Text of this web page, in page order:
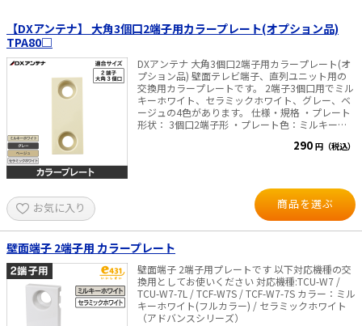
ネットワーク機器
エアコン・換気扇・空調資材
太陽光発電ケーブル・コネクタ・関連資
電源ケーブル／コネクタ／分電盤／ブレ
ーカ
照明・照明器具
電源タップ・延長コード
PF管/FEP管/CD管/情報線保護管
ボックス・ビニル電線管付属品・引き込
みカバー
太陽光発電工事
ホテル・病院向け
【DXアンテナ】 大角3個口2端子用カラープレート(オプション品)
TPA80□
DXアンテナ 大角3個口2端子用カラープレート(オ
プション品) 壁面テレビ端子、直列ユニット用の
交換用カラープレートです。 2端子3個口用でミル
キーホワイト、セラミックホワイト、グレー、ベ
ージュの4色があります。 仕様・規格 ・プレート
形状： 3個口2端子形 ・プレート色：ミルキーホ
※ミルキーホワイトは、パナソニック社の「フ
標です。 ・適合機種：WU77□シリーズ、CS77□
290 円（税込）
お気に入り 商品を選ぶ
壁面端子 2端子用 カラープレート
壁面端子 2端子用プレートです 以下対応機種の交
換用としてお使いください 対応機種:TCU-W7 /
TCU-W7-7L / TCF-W7S / TCF-W7-7S カラー：ミル
キーホワイト(フルカラー) / セラミックホワイト
（アドバンスシリーズ）